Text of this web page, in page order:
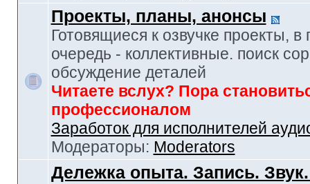
Проекты, планы, анонсы
Готовящиеся к озвучке проекты, в
очередь - коллективные. поиск
обсуждение деталей
Читаете вслух? Пора
профессионалом
Заработок для исполнителей
Модераторы: Moderators
Дележка опыта. Запись.